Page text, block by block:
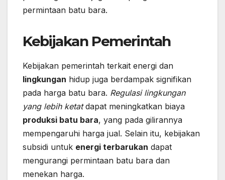
permintaan batu bara.
Kebijakan Pemerintah
Kebijakan pemerintah terkait energi dan
lingkungan hidup juga berdampak signifikan
pada harga batu bara. Regulasi lingkungan
yang lebih ketatdapat meningkatkan biaya
produksi batu bara, yang pada gilirannya
mempengaruhi harga jual. Selain itu, kebijakan
subsidi untuk energi terbarukan dapat
mengurangi permintaan batu bara dan
menekan harga.